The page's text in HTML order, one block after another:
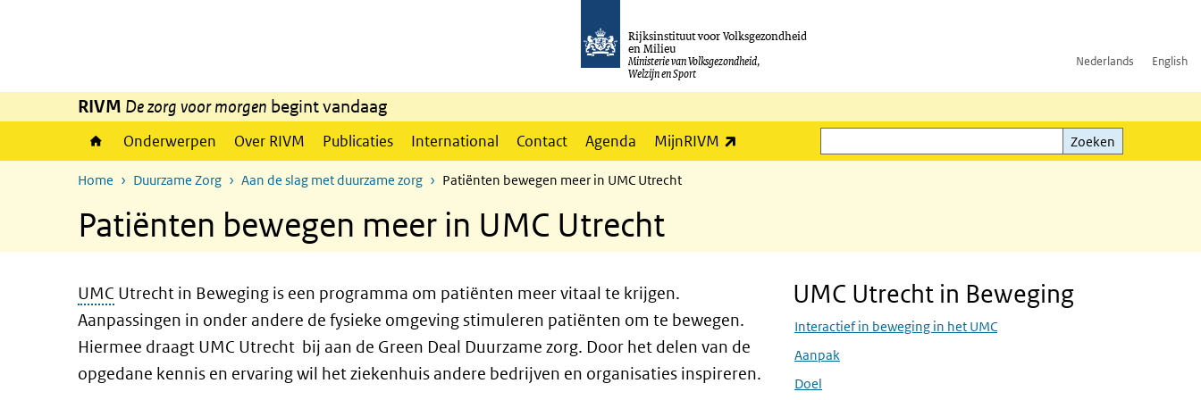
Rijksinstituut voor Volksgezondheid
en Milieu
Ministerie van Volksgezondheid,
Welzijn en Sport
Nederlands English
RIVM De zorg voor morgen begint vandaag
Onderwerpen Over RIVM Publicaties International Contact Agenda MijnRIVM
Zoeken
Zoeken
Home Duurzame Zorg Aan de slag met duurzame zorg Patiënten bewegen meer in UMC Utrecht
Patiënten bewegen meer in UMC Utrecht
Skip UMC Utrecht in Beweging
UMC Utrecht in Beweging
Interactief in beweging in het UMC
Aanpak
Doel
UMC Utrecht in Beweging is een programma om patiënten meer vitaal te krijgen.
Aanpassingen in onder andere de fysieke omgeving stimuleren patiënten om te bewegen.
Hiermee draagt UMC Utrecht bij aan de Green Deal Duurzame zorg. Door het delen van de
opgedane kennis en ervaring wil het ziekenhuis andere bedrijven en organisaties inspireren.